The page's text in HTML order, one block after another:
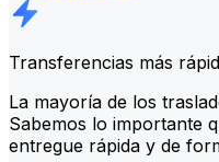
Transferencias más
La mayoría de los
Sabemos lo importante
entregue rápida y de